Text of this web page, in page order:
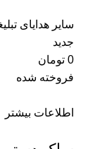
سایر هدایای
جدید
0 تومان
فروخته شده
اطلاعات بیشتر